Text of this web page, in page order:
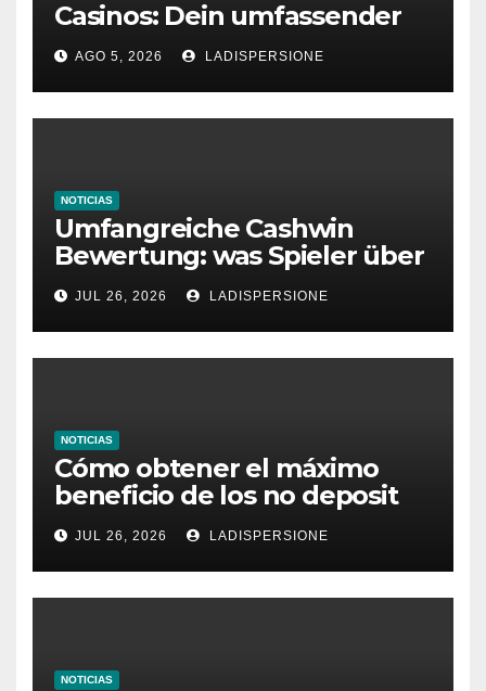
Casinos: Dein umfassender
Ratgeber für moderne
Glücksspielplattformen
AGO 5, 2026 LADISPERSIONE
NOTICIAS
Umfangreiche Cashwin
Bewertung: was Spieler über
dieses Casino denken
JUL 26, 2026 LADISPERSIONE
NOTICIAS
Cómo obtener el máximo
beneficio de los no deposit
bonus codes de roby casino
JUL 26, 2026 LADISPERSIONE
NOTICIAS